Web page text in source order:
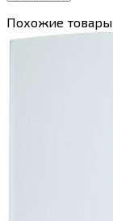
Похожие товары